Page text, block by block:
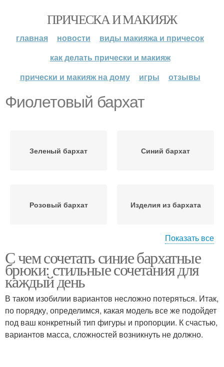
ПРИЧЕСКА И МАКИЯЖ
главная новости
виды макияжа и причесок
как делать прически и макияж
прически и макияж на дому
игры отзывы
Фиолетовый бархат
Зеленый бархат Синий бархат
Розовый бархат Изделия из бархата
Юбки из бархата Брюки из бархата
Показать все
С чем сочетать синие бархатные
брюки: стильные сочетания для
каждый день
В таком изобилии вариантов несложно потеряться. Итак,
по порядку, определимся, какая модель все же подойдет
под ваш конкретный тип фигуры и пропорции. К счастью,
вариантов масса, сложностей возникнуть не должно.